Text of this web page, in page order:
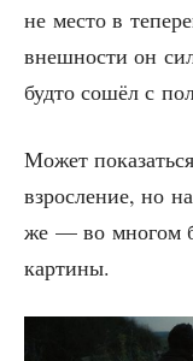
не место в
внеш­но­сти он
буд­то сошёл с
Может
взрос­ле­ние, но
же — во мно­гом
картины.